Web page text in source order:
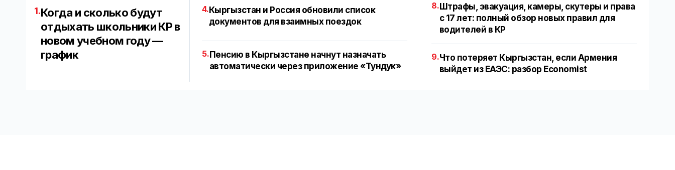
1.Когда и сколько будут
отдыхать школьники КР в
новом учебном году —
график
4.Кыргызстан и Россия обновили список
документов для взаимных поездок
5.Пенсию в Кыргызстане начнут назначать
автоматически через приложение «Тундук»
8. Штрафы, эвакуация, камеры, скутеры и права
с 17 лет: полный обзор новых правил для
водителей в КР
9.Что потеряет Кыргызстан, если Армения
выйдет из ЕАЭС: разбор Economist